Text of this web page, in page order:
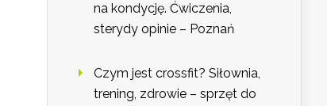
na kondycję. Ćwiczenia,
sterydy opinie – Poznań
Czym jest crossfit? Siłownia,
trening, zdrowie – sprzęt do